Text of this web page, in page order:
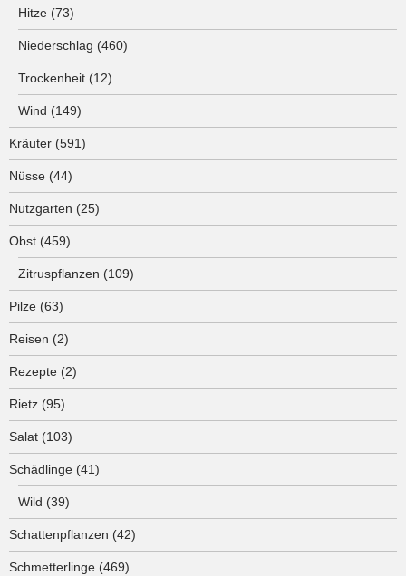
Hitze (73)
Niederschlag (460)
Trockenheit (12)
Wind (149)
Kräuter (591)
Nüsse (44)
Nutzgarten (25)
Obst (459)
Zitruspflanzen (109)
Pilze (63)
Reisen (2)
Rezepte (2)
Rietz (95)
Salat (103)
Schädlinge (41)
Wild (39)
Schattenpflanzen (42)
Schmetterlinge (469)